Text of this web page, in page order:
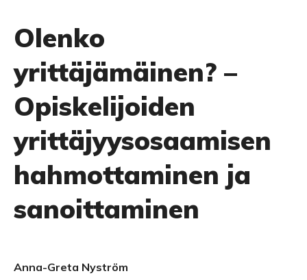
Olenko
yrittäjämäinen? –
Opiskelijoiden
yrittäjyysosaamisen
hahmottaminen ja
sanoittaminen
Anna-Greta Nyström